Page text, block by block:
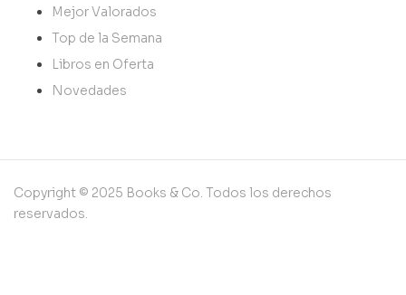
Mejor Valorados
Top de la Semana
Libros en Oferta
Novedades
Copyright © 2025 Books & Co. Todos los derechos
reservados.